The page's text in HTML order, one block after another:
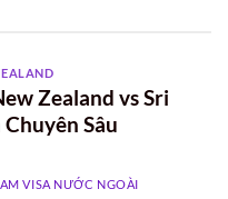
Zealand vs Sri
Sâu
VISA NƯỚC NGOÀI